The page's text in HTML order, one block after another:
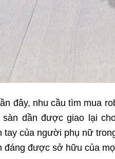
đây, nhu cầu tìm mua
sàn dần được giao lại
tay của người phụ nữ
đáng được sở hữu của